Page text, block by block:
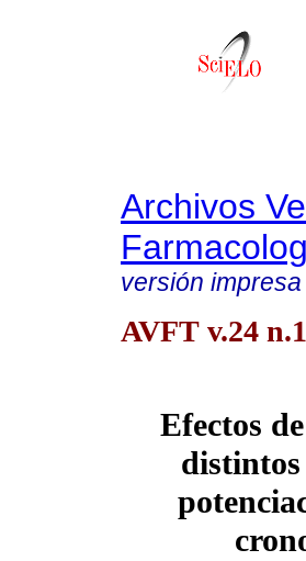
Archivos
versión impresa
AVFT v.24
Efectos
distintos